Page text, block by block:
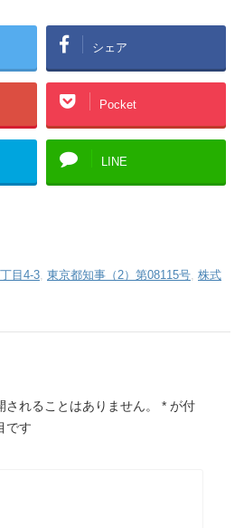
シェア
Pocket
LINE
目4-3, 東京都知事（2）第08115号, 株式
れることはありません。 * が付
です